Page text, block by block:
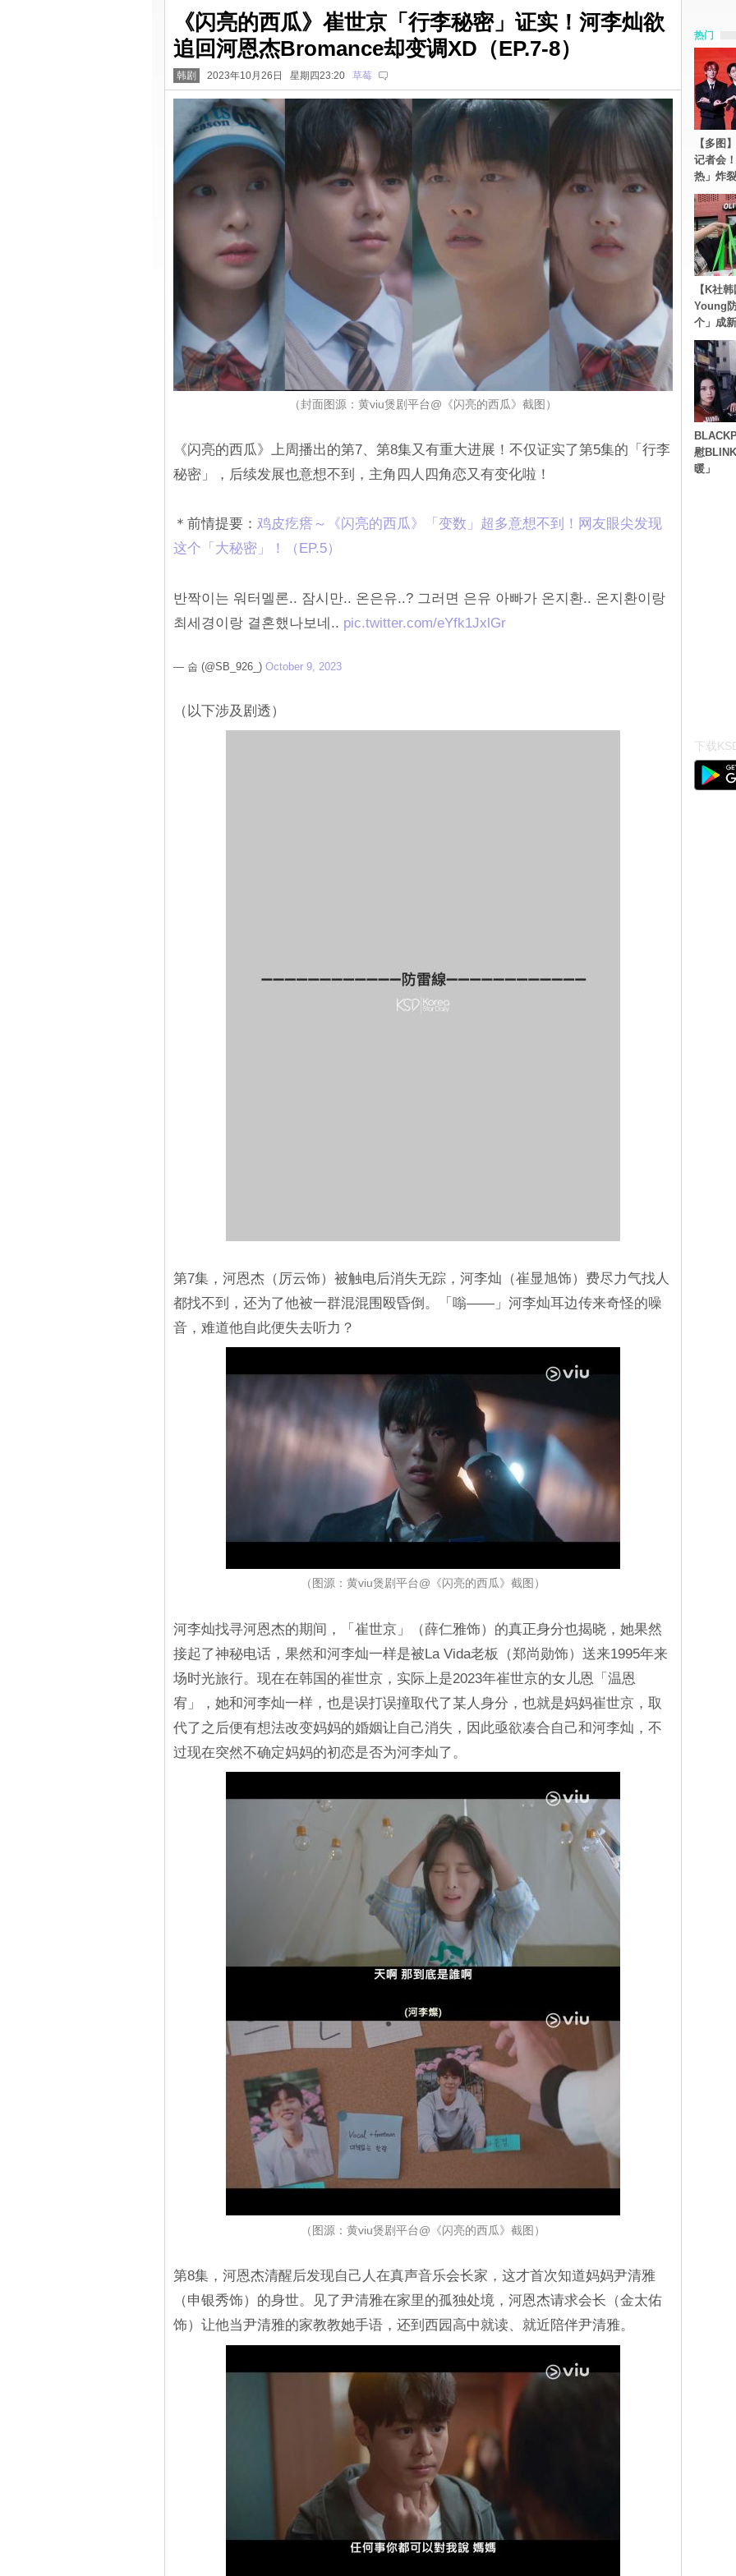
《闪亮的西瓜》崔世京「行李秘密」证实！河李灿欲
追回河恩杰Bromance却变调XD（EP.7-8）
韩剧 2023年10月26日 星期四23:20 草莓
（封面图源：黄viu煲剧平台@《闪亮的西瓜》截图）
《闪亮的西瓜》上周播出的第7、第8集又有重大进展！不仅证实了第5集的「行李
秘密」，后续发展也意想不到，主角四人四角恋又有变化啦！
＊前情提要： 鸡皮疙瘩～《闪亮的西瓜》「变数」超多意想不到！网友眼尖发现
这个「大秘密」！（EP.5）
반짝이는 워터멜론.. 잠시만.. 온은유..? 그러면 은유 아빠가 온지환.. 온지환이랑
최세경이랑 결혼했나보네.. pic.twitter.com/eYfk1JxlGr
— 숩 (@SB_926_) October 9, 2023
（以下涉及剧透）
第7集，河恩杰（厉云饰）被触电后消失无踪，河李灿（崔显旭饰）费尽力气找人
都找不到，还为了他被一群混混围殴昏倒。「嗡――」河李灿耳边传来奇怪的噪
音，难道他自此便失去听力？
（图源：黄viu煲剧平台@《闪亮的西瓜》截图）
河李灿找寻河恩杰的期间，「崔世京」（薛仁雅饰）的真正身分也揭晓，她果然
接起了神秘电话，果然和河李灿一样是被La Vida老板（郑尚勋饰）送来1995年来
场时光旅行。现在在韩国的崔世京，实际上是2023年崔世京的女儿恩「温恩
宥」，她和河李灿一样，也是误打误撞取代了某人身分，也就是妈妈崔世京，取
代了之后便有想法改变妈妈的婚姻让自己消失，因此亟欲凑合自己和河李灿，不
过现在突然不确定妈妈的初恋是否为河李灿了。
（图源：黄viu煲剧平台@《闪亮的西瓜》截图）
第8集，河恩杰清醒后发现自己人在真声音乐会长家，这才首次知道妈妈尹清雅
（申银秀饰）的身世。见了尹清雅在家里的孤独处境，河恩杰请求会长（金太佑
饰）让他当尹清雅的家教教她手语，还到西园高中就读、就近陪伴尹清雅。
热门
【多图
记者会
热」炸
【K社
Young
个」成
慰
暖」
下载